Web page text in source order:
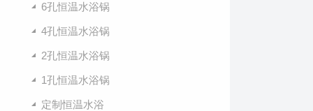
6孔恒温水浴锅
4孔恒温水浴锅
2孔恒温水浴锅
1孔恒温水浴锅
定制恒温水浴